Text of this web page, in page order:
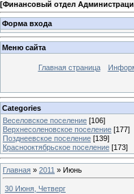
[Финансовый отдел
Форма входа
Меню сайта
Главная страница
Categories
Веселовское поселение [106]
Верхнесоленовское поселение [177]
Позднеевское поселение [139]
Краснооктябрьское поселение [173]
Главная » 2011 » Июнь
30 Июня, Четверг